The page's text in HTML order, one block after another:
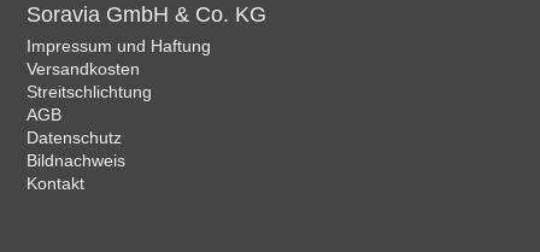
Soravia GmbH & Co. KG
Impressum und Haftung
Versandkosten
Streitschlichtung
AGB
Datenschutz
Bildnachweis
Kontakt